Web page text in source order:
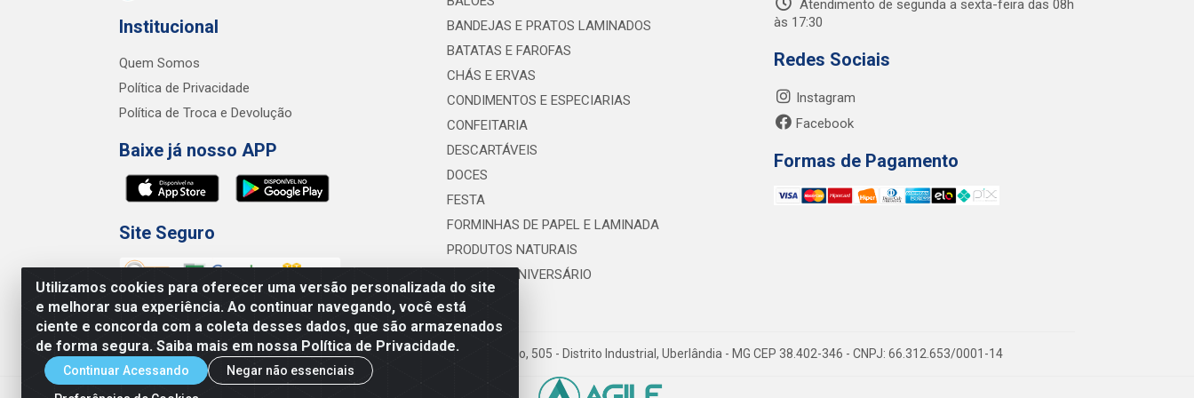
Utilizamos cookies para oferecer uma versão personalizada do site
e melhorar sua experiência. Ao continuar navegando, você está
ciente e concorda com a coleta desses dados, que são armazenados
de forma segura. Saiba mais em nossa Política de Privacidade.
Continuar Acessando
Negar não essenciais
Institucional
Quem Somos
Política de Privacidade
Política de Troca e Devolução
Baixe já nosso APP
Site Seguro
BANDEJAS E PRATOS LAMINADOS
BATATAS E FAROFAS
CHÁS E ERVAS
CONDIMENTOS E ESPECIARIAS
CONFEITARIA
DESCARTÁVEIS
DOCES
FESTA
FORMINHAS DE PAPEL E LAMINADA
PRODUTOS NATURAIS
VELAS DE ANIVERSÁRIO
Atendimento de segunda a sexta-feira das 08h
às 17:30
Redes Sociais
Instagram
Facebook
Formas de Pagamento
Junco Industria e Comercio Ltda - R. Lineu Anterino Mariano, 505 - Distrito Industrial, Uberlândia - MG CEP 38.402-346 - CNPJ: 66.312.653/0001-14